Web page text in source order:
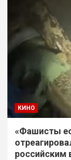
КИНО
«Фашисты
российским